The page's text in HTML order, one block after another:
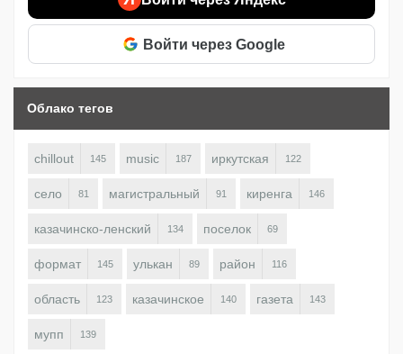
Войти через Google
Облако тегов
chillout 145 music 187 иркутская 122
село 81 магистральный 91 киренга 146
казачинско-ленский 134 поселок 69
формат 145 улькан 89 район 116
область 123 казачинское 140 газета 143
мупп 139